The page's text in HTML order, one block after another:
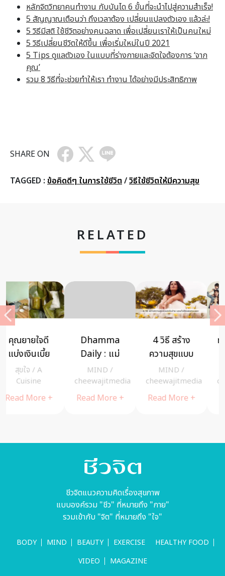
หลักจิตวิทยาคนทำงาน กับบันได 6 ขั้นที่จะนำไปสู่ความสำเร็จ!
5 สัญญาณเตือนว่า ถึงเวลาต้อง เปลี่ยนแปลงตัวเอง แล้วล่ะ!
5 วิธีมีสติ ใช้ชีวิตอย่างคนฉลาด เพื่อเปลี่ยนเราให้เป็นคนใหม่
5 วิธีเปลี่ยนชีวิตให้ดีขึ้น เพื่อเริ่มใหม่ในปี 2021
5 Tips ดูแลตัวเอง ในแบบที่ร่างกายและจิตใจต้องการ ‘จาก
คุณ’
รวม 8 วิธีที่จะช่วยทำให้เรา ทำงาน ได้อย่างมีประสิทธิภาพ
SHARE ON
TAGGED : ข้อคิดดีๆ ในการใช้ชีวิต /วิธีใช้ชีวิตให้มีความสุข
RELATED
Dhamma
Daily : แม่
ป่วยหนัก ต้อง
ลักขโมยเงิน
คนอื่นมารักษา
MIND
cheewajitmedia
Read More +
4 วิธี สร้าง
ความสุขแบบ
ฉบับง่าย แถม
ไม่ต้องลงทุน
เยอะ
MIND
cheewajitmedia
Read More +
ทริคเด็ดของ 3
คู่รัก ดารา ที่
ผ่านไป 10 ปี ก็
ดูแลความรัก
หมั่นเติมความ
MIND
cheewajitmedia
Read More +
ชีวจิตแนวความคิดเรื่องสุขภาพ
แบบองค์รวม "ชีว" ที่หมายถึง "กาย"
รวมเข้ากับ "จิต" ที่หมายถึง "ใจ"
BODY MIND BEAUTY EXERCISE
HEALTHY FOOD
VIDEO
MAGAZINE